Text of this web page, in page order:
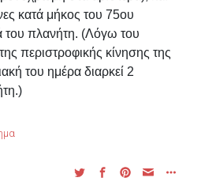
κατά μήκος του 75ου
του πλανήτη. (Λόγω του
περιστροφικής κίνησης της
του ημέρα διαρκεί 2